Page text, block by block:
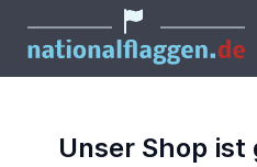
Unser Shop ist